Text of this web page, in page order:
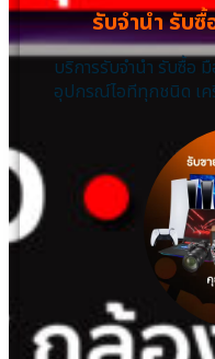
รับจำนำ รับ
บริการรับจำนำ รับซื้อ
อุปกรณ์ไอทีทุกชนิด เค